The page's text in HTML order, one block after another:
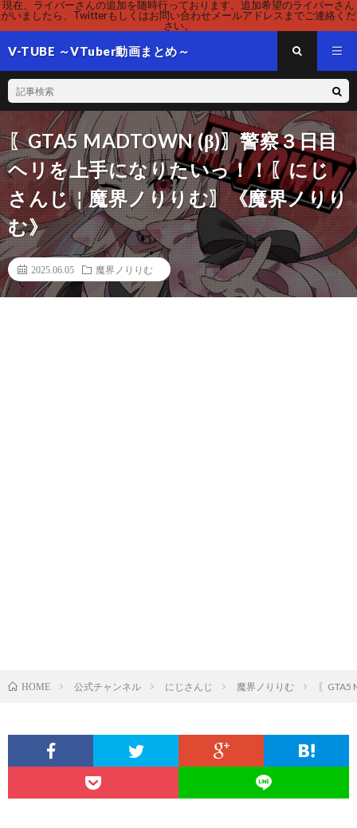
現在、ライバーさんの追加を随時行っております。追加希望のライバーさん
がいましたら、Twitterもしくはお問い合わせメールアドレスまでご連絡くだ
さい。
V-TUBE ～VTuber動画まとめ～
〖​​GTA5 MADTOWN (β)〗警察３日目
ヘリを上手になりたいっ！！〖にじ
さんじ￤魔界ノりりむ〗《魔界ノりり
む》
2025.06.05 魔界ノりりむ
HOME 公式チャンネル にじさんじ 魔界ノりりむ 〖​​GTA5